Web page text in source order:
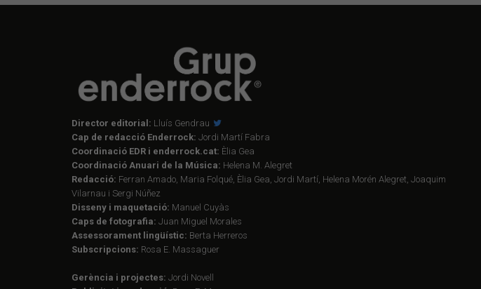
Director editorial: Lluís Gendrau
Cap de redacció Enderrock: Jordi Martí Fabra
Coordinació EDR i enderrock.cat: Èlia Gea
Coordinació Anuari de la Música: Helena M. Alegret
Redacció: Ferran Amado, Maria Folqué, Èlia Gea, Jordi Martí, Helena Morén Alegret, Joaquim
Vilarnau i Sergi Núñez
Disseny i maquetació: Manuel Cuyàs
Caps de fotografia: Juan Miguel Morales
Assessorament lingüístic: Berta Herreros
Subscripcions: Rosa E. Massaguer
Gerència i projectes: Jordi Novell